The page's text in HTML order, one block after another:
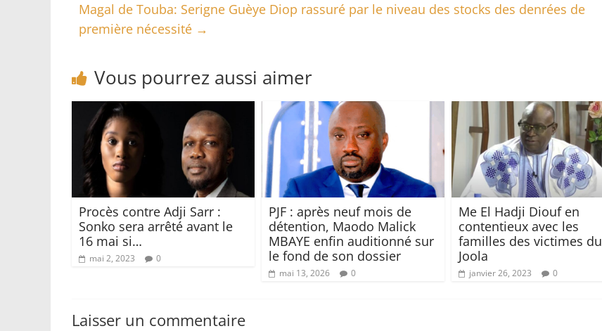
Magal de Touba: Serigne Guèye Diop rassuré par le niveau des stocks des denrées de
première nécessité →
Vous pourrez aussi aimer
Procès contre Adji Sarr :
Sonko sera arrêté avant le
16 mai si…
mai 2, 2023 0
PJF : après neuf mois de
détention, Maodo Malick
MBAYE enfin auditionné sur
le fond de son dossier
mai 13, 2026 0
Me El Hadji Diouf en
contentieux avec les
familles des victimes du
Joola
janvier 26, 2023 0
Laisser un commentaire